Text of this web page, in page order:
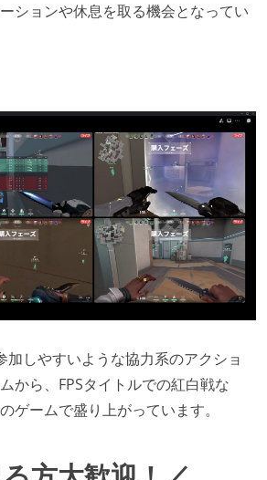
ションや休息を取る機会となってい
加しやすいような協力系のアクショ
から、FPSタイトルでの紅白戦な
ゲームで盛り上がっています。